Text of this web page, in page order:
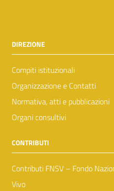
DIREZIONE
Compiti istituzionali
Organizzazione e Contatti
Normativa, atti e pubblicazioni
Organi consultivi
CONTRIBUTI
Contributi FNSV – Fondo
Vivo